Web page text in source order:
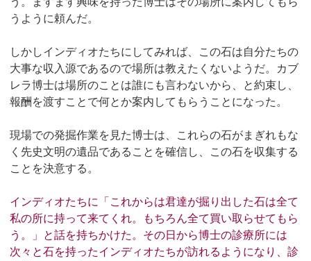
うように頼んだ。
しかしインディオたちにしてみれば、この石は自分たちの
大事な収入源であるので場所は教えたくないようだ。カブ
レラ博士は場所のことは誰にも言わないから、と約束し、
報酬を渡すことで何とか案内してもらうことになった。
現場での発掘作業を見た博士は、これらの石がまぎれもな
く先史文明の遺品であることを確信し、この石を収集する
ことを決意する。
インディオたちに「これからは君達が掘り出した石は全て
私の所に持って来てくれ。もちろん全て買い取らせてもら
う。」と話を持ちかけた。その日から博士の診療所には
次々と石を持ったインディオたちが訪れるようになり、診